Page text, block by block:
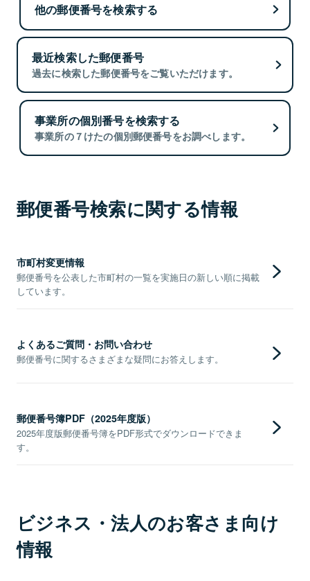
他の郵便番号を検索する
最近検索した郵便番号
過去に検索した郵便番号をご覧いただけます。
事業所の個別番号を検索する
事業所の７けたの個別郵便番号をお調べします。
郵便番号検索に関する情報
市町村変更情報
郵便番号を公表した市町村の一覧を実施日の新しい順に掲載
しています。
よくあるご質問・お問い合わせ
郵便番号に関するさまざまな疑問にお答えします。
郵便番号簿PDF（2025年度版）
2025年度版郵便番号簿をPDF形式でダウンロードできま
す。
ビジネス・法人のお客さま向け
情報